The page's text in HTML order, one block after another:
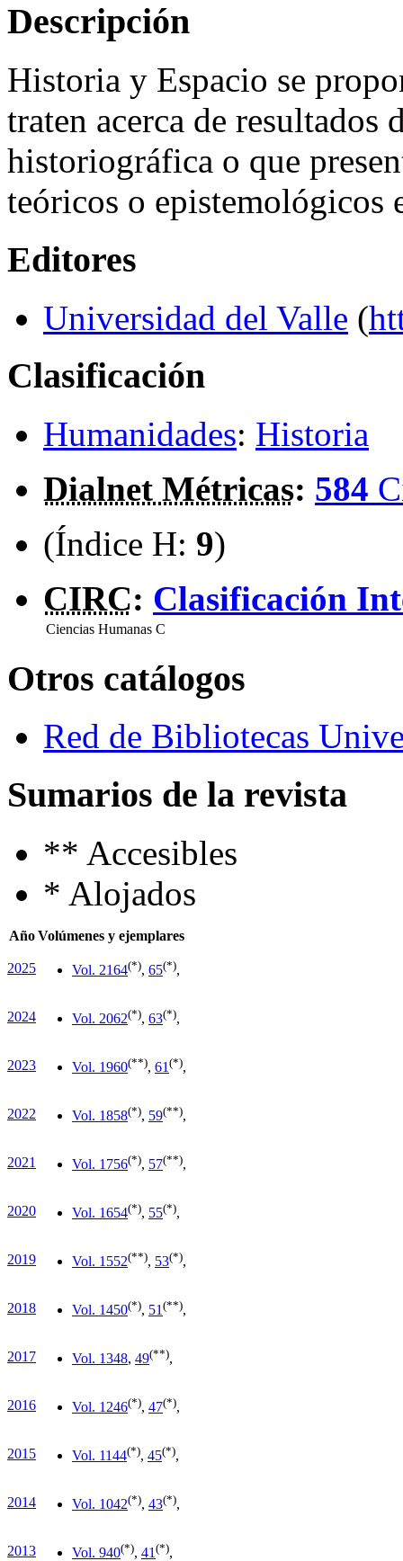
Descripción
Historia y Espacio se
traten acerca de resultados
historiográfica o que
teóricos o
Editores
Universidad del Valle (
Clasificación
Humanidades: Historia
Dialnet Métricas: 584
(Índice H: 9)
CIRC: Clasificación
Ciencias Humanas C
Otros catálogos
Red de Bibliotecas
Sumarios de la revista
** Accesibles
* Alojados
Año Volúmenes y ejemplares
2025 Vol. 2164(*), 65(*),
2024 Vol. 2062(*), 63(*),
2023 Vol. 1960(**), 61 (*),
2022 Vol. 1858(*), 59(**),
2021 Vol. 1756(*), 57(**),
2020 Vol. 1654(*), 55(*),
2019 Vol. 1552(**), 53(*),
2018 Vol. 1450(*), 51 (**),
2017 Vol. 1348, 49(**),
2016 Vol. 1246(*), 47(*),
2015 Vol. 1144(*), 45(*),
2014 Vol. 1042(*), 43(*),
2013 Vol. 940(*), 41 (*),